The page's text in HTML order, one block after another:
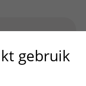
gebruik